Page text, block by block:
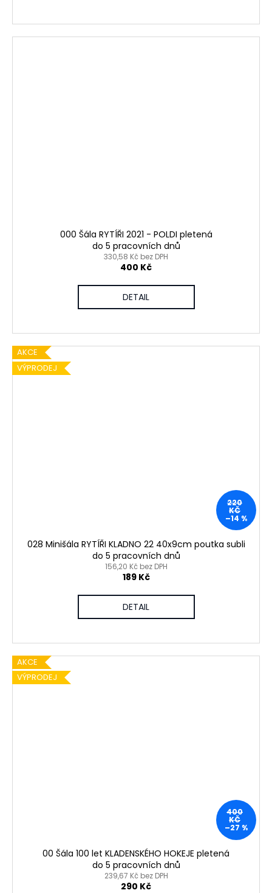
000 Šála RYTÍŘI 2021 - POLDI pletená
do 5 pracovních dnů
330,58 Kč bez DPH
400 Kč
DETAIL
AKCE
VÝPRODEJ
220
KČ
–14 %
028 Minišála RYTÍŘI KLADNO 22 40x9cm poutka subli
do 5 pracovních dnů
156,20 Kč bez DPH
189 Kč
DETAIL
AKCE
VÝPRODEJ
400
KČ
–27 %
00 Šála 100 let KLADENSKÉHO HOKEJE pletená
do 5 pracovních dnů
239,67 Kč bez DPH
290 Kč